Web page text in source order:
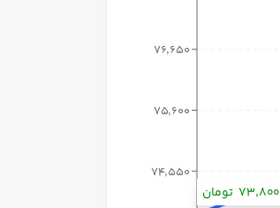
۷۴٬۵۵۰
۷۵٬۶۰۰
۷۶٬۶۵۰
۷۳٬۸۰۰ تومان